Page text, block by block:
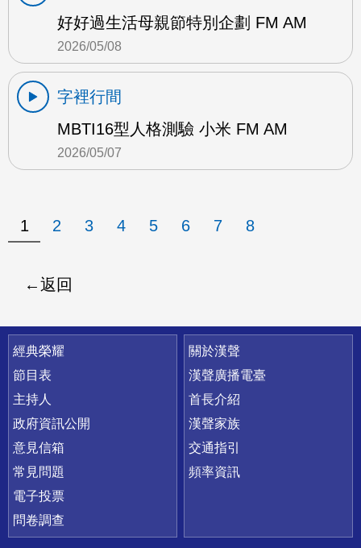
好好過生活母親節特別企劃 FM AM
2026/05/08
字裡行間
MBTI16型人格測驗 小米 FM AM
2026/05/07
1 2 3 4 5 6 7 8
返回
快速連結
經典榮耀
節目表
主持人
政府資訊公開
意見信箱
常見問題
電子投票
問卷調查
關於漢聲
漢聲廣播電臺
首長介紹
漢聲家族
交通指引
頻率資訊